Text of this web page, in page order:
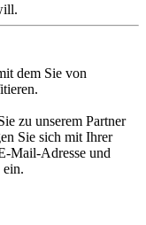
dem Sie von
zu unserem Partner
Sie sich mit Ihrer
Mail-Adresse und